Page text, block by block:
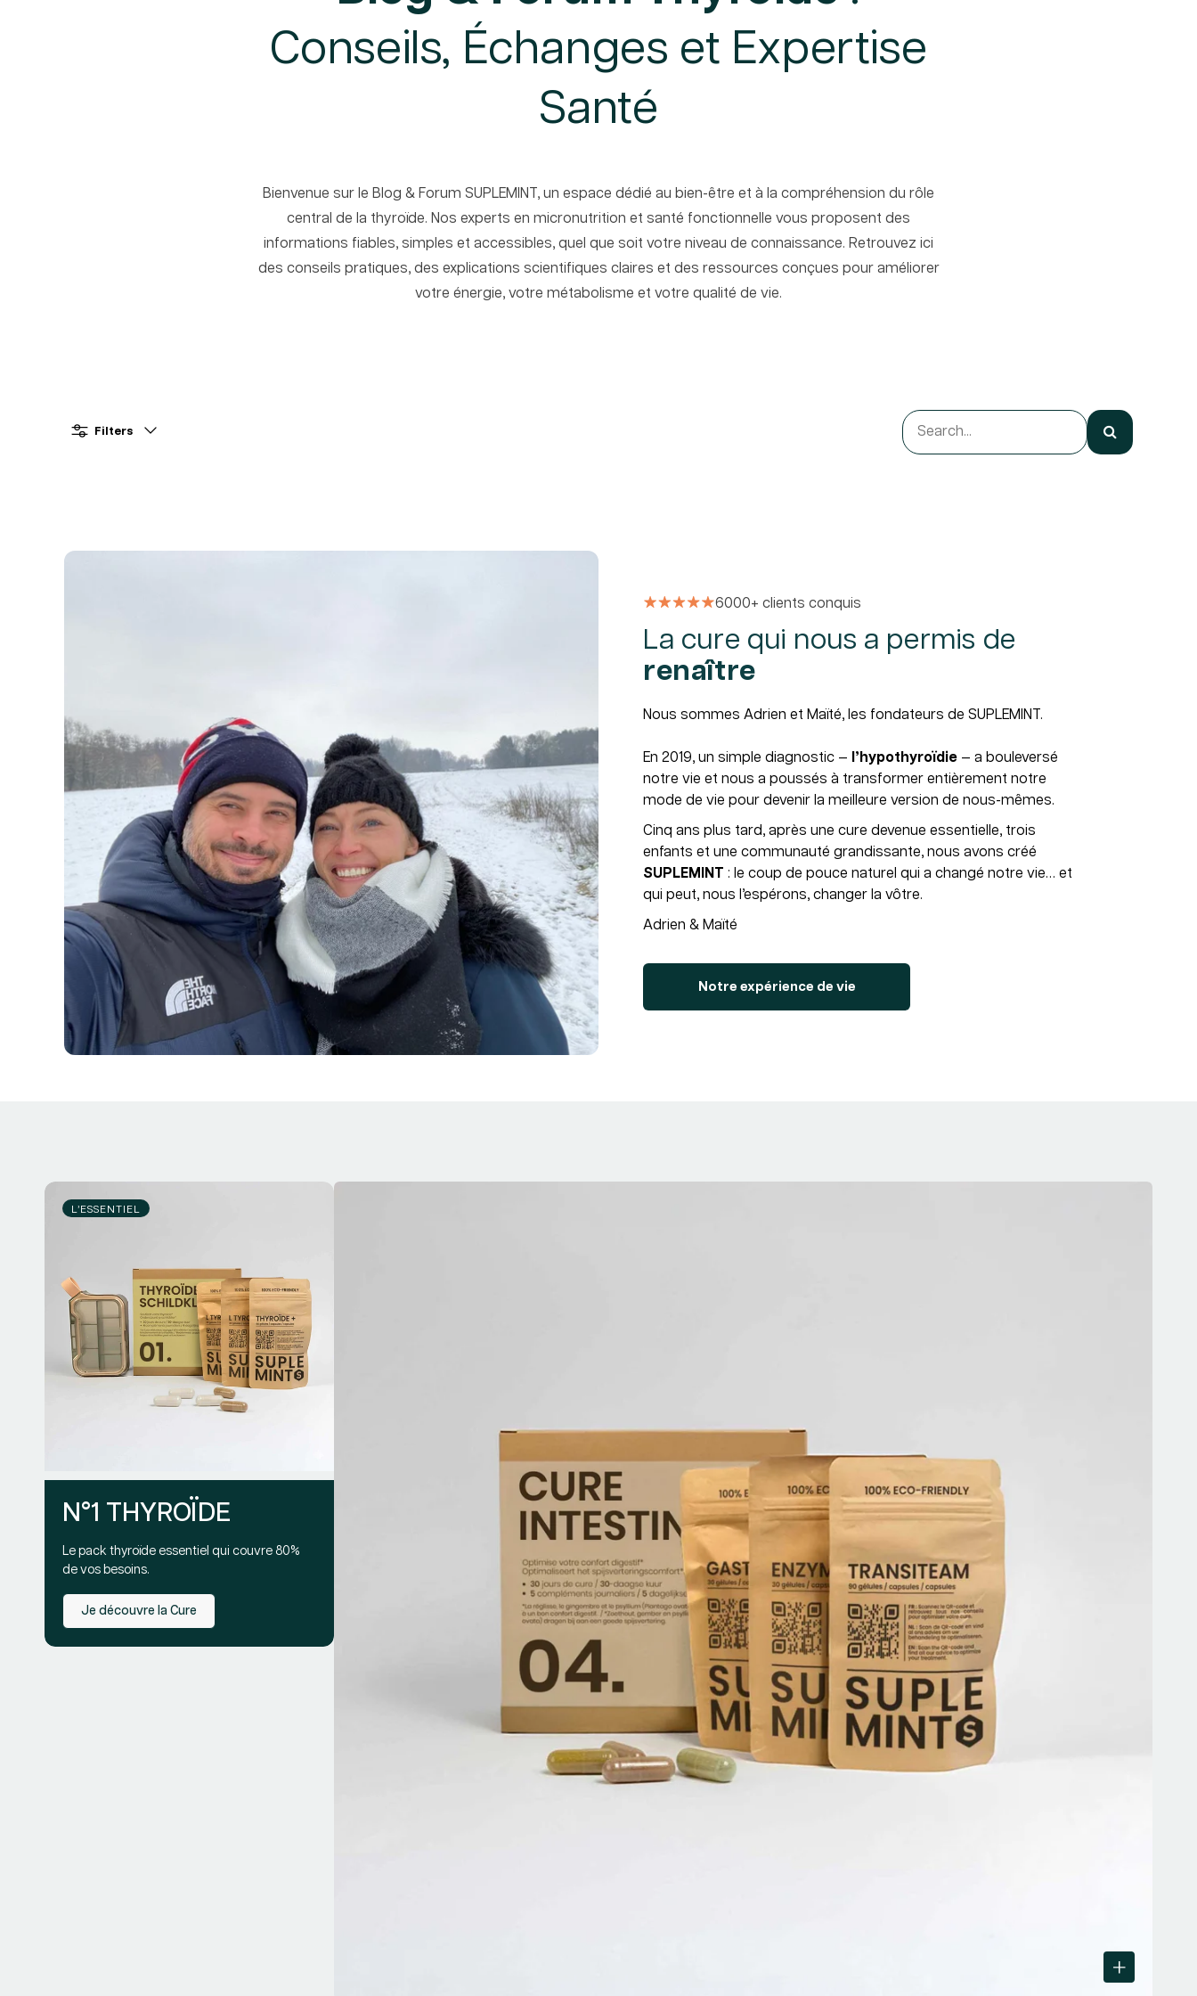
Conseils, Échanges et Expertise
Santé
Bienvenue sur le Blog & Forum SUPLEMINT, un espace dédié au bien-être et à la compréhension du rôle
central de la thyroïde. Nos experts en micronutrition et santé fonctionnelle vous proposent des
informations fiables, simples et accessibles, quel que soit votre niveau de connaissance. Retrouvez ici
des conseils pratiques, des explications scientifiques claires et des ressources conçues pour améliorer
votre énergie, votre métabolisme et votre qualité de vie.
Filters
6000+ clients conquis
La cure qui nous a permis de
renaître
Nous sommes Adrien et Maïté, les fondateurs de SUPLEMINT.
En 2019, un simple diagnostic — l’hypothyroïdie — a bouleversé
notre vie et nous a poussés à transformer entièrement notre
mode de vie pour devenir la meilleure version de nous-mêmes.
Cinq ans plus tard, après une cure devenue essentielle, trois
enfants et une communauté grandissante, nous avons créé
SUPLEMINT : le coup de pouce naturel qui a changé notre vie… et
qui peut, nous l’espérons, changer la vôtre.
Adrien & Maïté
Notre expérience de vie
L’ESSENTIEL
N°1 THYROÏDE
Le pack thyroïde essentiel qui couvre 80%
de vos besoins.
Je découvre la Cure